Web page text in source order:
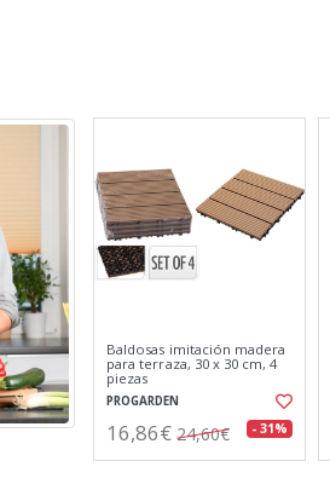
Envío
Transformador pool 150va
230/12v 50-60hz ip-65
conexión externa - cr
tp30103cr
PHONOVOX
90,35€ 108,17€ - 16%